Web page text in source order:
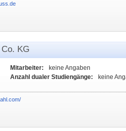
KG
Mitarbeiter:
keine Angaben
Anzahl dualer Studiengänge:
keine